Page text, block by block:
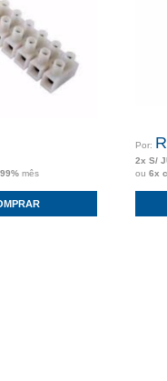
mês
Por:
2x S/
ou 6x